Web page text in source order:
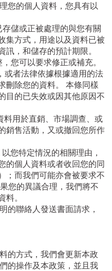
您的個人資料，您具有以
儲或正被處理的與您有關
集方式，用途以及資料已被
訊，和儲存的預計期限。
您可以要求修正或補充。
或者法律依據根據適用的法
刪除您的資料。 本條同樣
目的已失效或因其他原因不
料用於直銷、市場調查、或
銷售活動，又或撤回您所作
您特定情況的相關理由，
的個人資料或者收回您的同
；而我們可能亦會被要求不
您的異議合理，我們將不
料。
的聯絡人發送書面請求 ，
的方式，我們會更新本政
的操作及本政策，並且我